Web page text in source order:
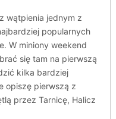
wątpienia jednym z
popularnych
W miniony weekend
się tam na pierwszą
kilka bardziej
opiszę pierwszą z
przez Tarnicę, Halicz